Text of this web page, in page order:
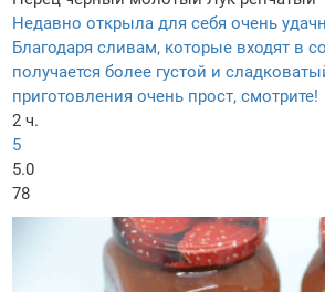
Недавно открыла для себя очень
Благодаря сливам, которые входят в
получается более густой и
приготовления очень прост, смотрите!
2 ч.
5
5.0
78